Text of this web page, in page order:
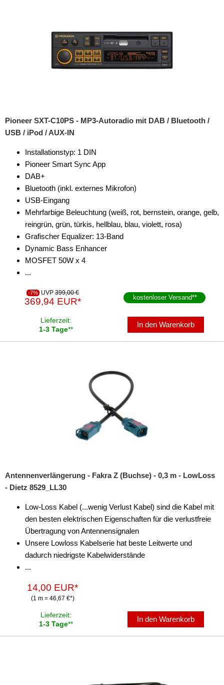
Pioneer SXT-C10PS - MP3-Autoradio mit DAB / Bluetooth /
USB / iPod / AUX-IN
Installationstyp: 1 DIN
Pioneer Smart Sync App
DAB+
Bluetooth (inkl. externes Mikrofon)
USB-Eingang
Mehrfarbige Beleuchtung (weiß, rot, bernstein, orange, gelb,
reingrün, grün, türkis, hellblau, blau, violett, rosa)
Grafischer Equalizer: 13-Band
Dynamic Bass Enhancer
MOSFET 50W x 4
...
-7% UVP 399,00 €
369,94 EUR* kostenloser Versand**
Lieferzeit:
1-3 Tage**
In den Warenkorb
Antennenverlängerung - Fakra Z (Buchse) - 0,3 m - LowLoss
- Dietz 8529_LL30
Low-Loss Kabel (...wenig Verlust Kabel) sind die Kabel mit
den besten elektrischen Eigenschaften für die verlustfreie
Übertragung von Antennensignalen
Unsere Lowloss Kabelserie hat beste Leitwerte und
dadurch niedrigste Kabelwiderstände
...
14,00 EUR*
(1 m = 46,67 €*)
Lieferzeit:
1-3 Tage**
In den Warenkorb